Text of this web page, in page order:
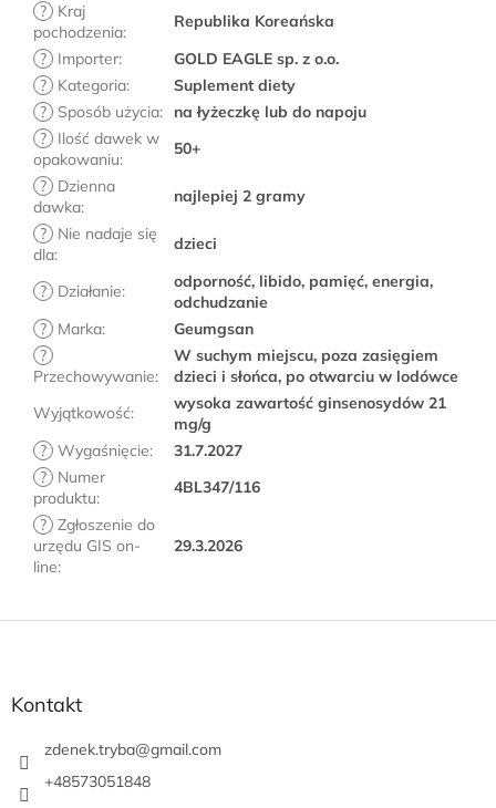
?
Kraj
pochodzenia:
Republika Koreańska
?
Importer:
GOLD EAGLE sp. z o.o.
?
Kategoria:
Suplement diety
?
Sposób użycia:
na łyżeczkę lub do napoju
?
Ilość dawek w
opakowaniu:
50+
?
Dzienna
dawka:
najlepiej 2 gramy
?
Nie nadaje się
dla:
dzieci
? Działanie:
odporność, libido, pamięć, energia,
odchudzanie
?
Marka:
Geumgsan
?
Przechowywanie:
W suchym miejscu, poza zasięgiem
dzieci i słońca, po otwarciu w lodówce
Wyjątkowość:
wysoka zawartość ginsenosydów 21
mg/g
? Wygaśnięcie:
31.7.2027
?
Numer
produktu:
4BL347/116
? Zgłoszenie do
urzędu GIS on-
line:
29.3.2026
Kontakt
zdenek.tryba@gmail.com
+48573051848